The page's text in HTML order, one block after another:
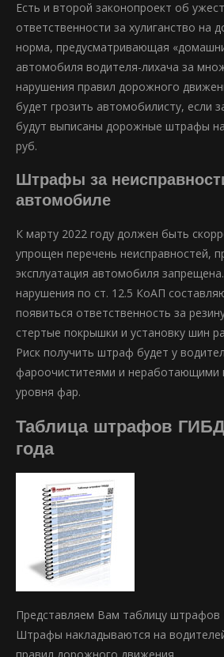
Есть и второй законопроект об
ответственности за хулиганство на
норма, предусматривающая
автомобиля водителя-лихача за
нарушения правил дорожного
будет грозить автомобилисту, если
будут выписаны дорожные штрафы
руб.
Штрафы за
автомобиле
К марту 2022 году должен быть
упрощен перечень неисправностей,
эксплуатация автомобиля
нарушения по ст. 12.5 КоАП
появиться ответственность за
стертые покрышки и установку шин
Риск получить штраф будет у
фароочиститеями и неработающими
уровня фар.
Таблица штрафов
года
Представляем Вам таблицу
Штрафы накладываются на